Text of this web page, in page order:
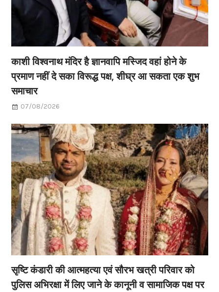
काशी विश्वनाथ मंदिर है ज्ञानवापि मस्जिद वहां होने के
प्रमाण नहीं दे सका विरूद्ध पक्ष, शीघ्र आ सकता एक शुभ
समाचार
07/08/2026
सृष्टि कंडारी की आत्महत्या एवं सौरभ खत्री परिवार को
पुलिस अभिरक्षा में लिए जाने के कानूनी व सामाजिक पक्ष पर